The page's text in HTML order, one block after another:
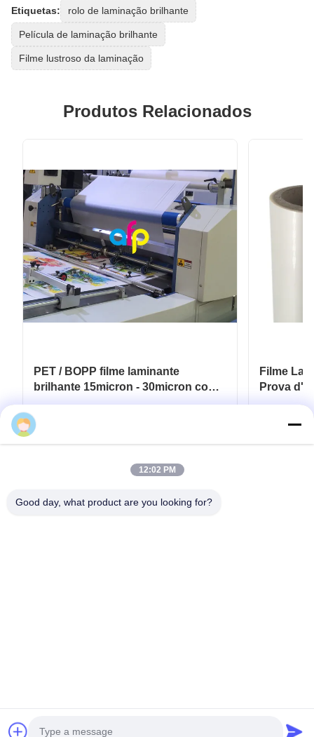
Etiquetas: rolo de laminação brilhante
Película de laminação brilhante
Filme lustroso da laminação
Produtos Relacionados
PET / BOPP filme laminante
brilhante 15micron - 30micron com
acabamento brilhante
Filme
Prova
12:02 PM
Good day, what product are you looking for?